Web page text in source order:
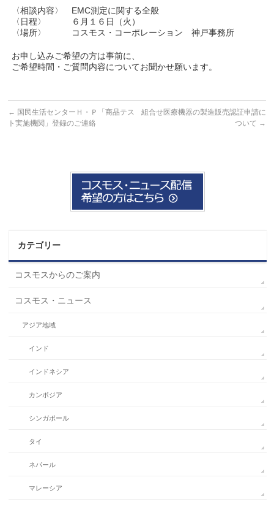
〈相談内容〉 EMC測定に関する全般
〈日程〉 ６月１６日（火）
〈場所〉 コスモス・コーポレーション 神戸事務所
お申し込みご希望の方は事前に、
ご希望時間・ご質問内容についてお聞かせ願います。
← 国民生活センターＨ・Ｐ「商品テス
ト実施機関」登録のご連絡
組合せ医療機器の製造販売認証申請に
ついて →
カテゴリー
コスモスからのご案内
コスモス・ニュース
アジア地域
インド
インドネシア
カンボジア
シンガポール
タイ
ネパール
マレーシア